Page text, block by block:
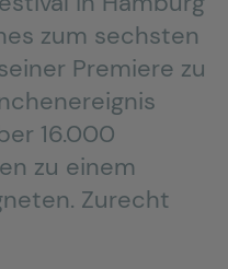
zum sechsten
Premiere zu
16.000
zu einem
Zurecht